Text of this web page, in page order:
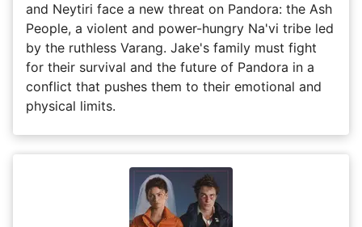
and Neytiri face a new threat on Pandora: the Ash
People, a violent and power-hungry Na'vi tribe led
by the ruthless Varang. Jake's family must fight
for their survival and the future of Pandora in a
conflict that pushes them to their emotional and
physical limits.